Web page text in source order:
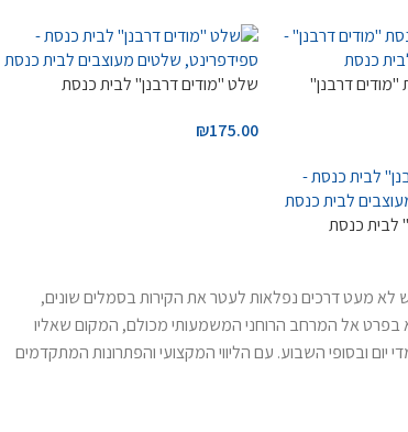
"מודים דרבנן"
שלט "מודים דרבנן" לבית כנסת
₪175.00
לבית כנסת
לא מעט דרכים נפלאות לעטר את הקירות בסמלים שונים,
בפרט אל המרחב הרוחני המשמעותי מכולם, המקום שאליו
יום ובסופי השבוע. עם הליווי המקצועי והפתרונות המתקדמים